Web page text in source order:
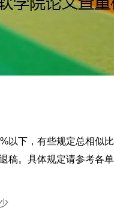
以下，有些规定总相似
稿。具体规定请参考各